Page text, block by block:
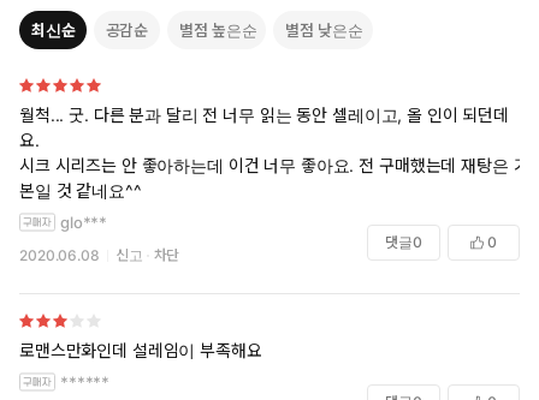
최신순 공감순 별점 높은순 별점 낮은순
월척... 굿. 다른 분과 달리 전 너무 읽는 동안 셀레이고, 올 인이 되던데
요.
시크 시리즈는 안 좋아하는데 이건 너무 좋아요. 전 구매했는데 재탕은 기
본일 것 같네요^^
glo***
2020.06.08 신고 차단
댓글0 0
로맨스만화인데 설레임이 부족해요
******